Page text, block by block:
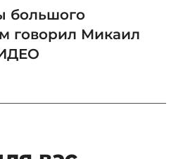
большого
говорил Микаил